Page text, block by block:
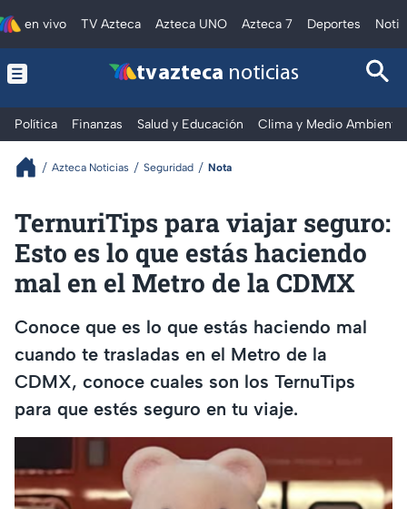
en vivo TV Azteca Azteca UNO Azteca 7 Deportes
tv azteca noticias
Política Finanzas Salud y Educación Clima y Medio Ambiente
Azteca Noticias Seguridad Nota
TernuriTips para viajar seguro:
Esto es lo que estás haciendo
mal en el Metro de la CDMX
Conoce que es lo que estás haciendo mal
cuando te trasladas en el Metro de la
CDMX, conoce cuales son los TernuTips
para que estés seguro en tu viaje.